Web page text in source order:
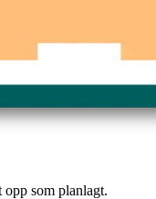
som planlagt.